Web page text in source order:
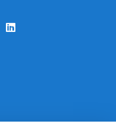
Linkedin